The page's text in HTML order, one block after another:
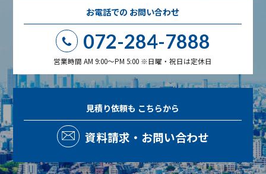
お電話での お問い合わせ
072-284-7888
営業時間 AM 9:00～PM 5:00 ※日曜・祝日は定休日
見積り依頼も こちらから
資料請求・お問い合わせ